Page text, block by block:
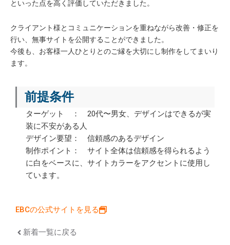
といった点を高く評価していただきました。
クライアント様とコミュニケーションを重ねながら改善・修正を
行い、無事サイトを公開することができました。
今後も、お客様一人ひとりとのご縁を大切にし制作をしてまいり
ます。
前提条件
ターゲット ： 20代〜男女、デザインはできるが実
装に不安がある人
デザイン要望： 信頼感のあるデザイン
制作ポイント： サイト全体は信頼感を得られるよう
に白をベースに、サイトカラーをアクセントに使用し
ています。
EBCの公式サイトを見る
新着一覧に戻る